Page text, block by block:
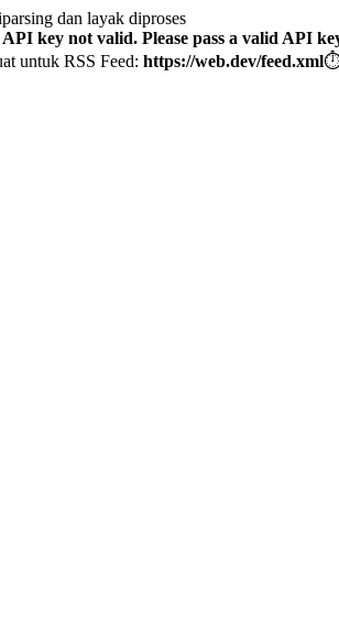
dan layak diproses
API key not valid. Please pass a valid API
untuk RSS Feed: https://web.dev/feed.xml⏱️